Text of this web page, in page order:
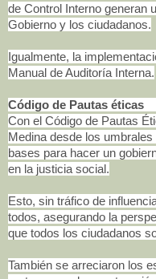
de Control Interno generan
Gobierno y los ciudadanos.
Igualmente, la
Manual de Auditoría Interna.
Código de Pautas
Con el Código de Pautas
Medina desde los
bases para hacer un
en la justicia social.
Esto, sin tráfico de
todos, asegurando la
que todos los ciudadanos
También se arreciaron los